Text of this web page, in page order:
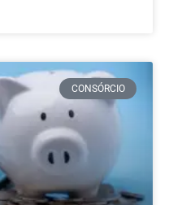
CONSÓRCIO